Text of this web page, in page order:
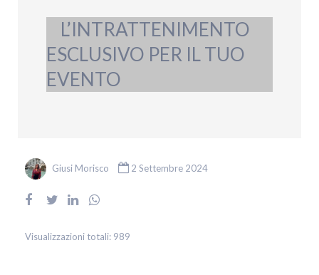
L’INTRATTENIMENTO
ESCLUSIVO PER IL TUO
EVENTO
Giusi Morisco 2 Settembre 2024
Visualizzazioni totali: 989